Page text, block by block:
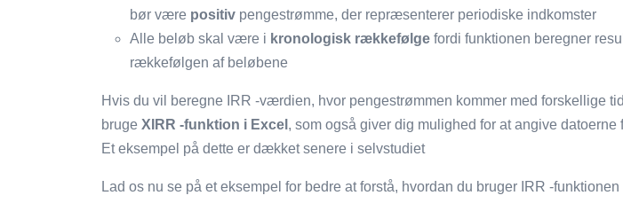
bør være positiv pengestrømme, der repræsenterer periodiske indkomster
Alle beløb skal være i kronologisk rækkefølge fordi funktionen beregner
rækkefølgen af ​​beløbene
Hvis du vil beregne IRR -værdien, hvor pengestrømmen kommer med forskellige
bruge XIRR -funktion i Excel , som også giver dig mulighed for at angive datoerne
Et eksempel på dette er dækket senere i selvstudiet
Lad os nu se på et eksempel for bedre at forstå, hvordan du bruger IRR -funktionen